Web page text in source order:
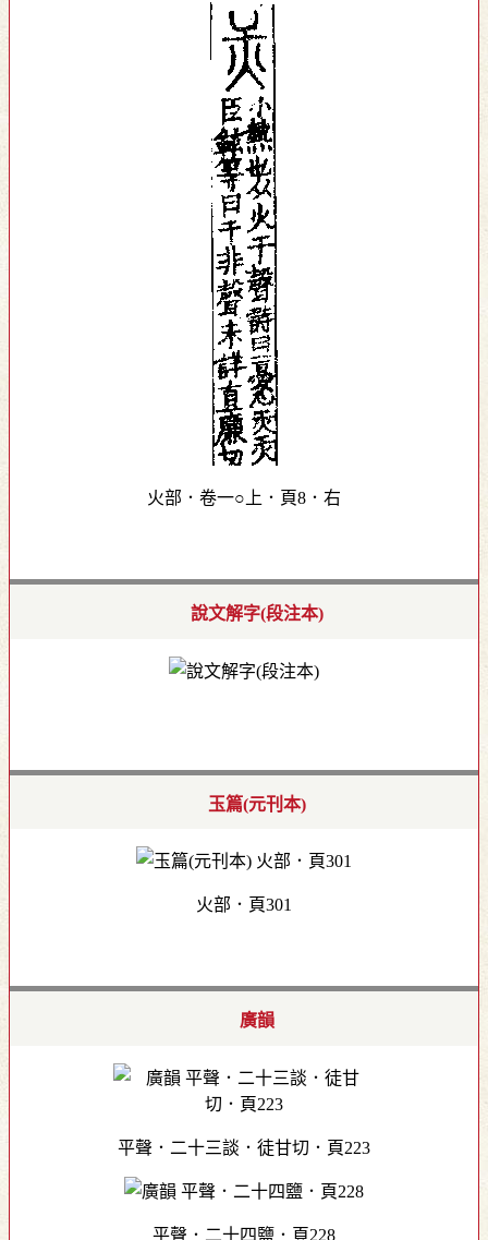
火部．卷一○上．頁8．右
說文解字(段注本)
玉篇(元刊本)
火部．頁301
廣韻
平聲．二十三談．徒甘切．頁223
平聲．二十四鹽．頁228